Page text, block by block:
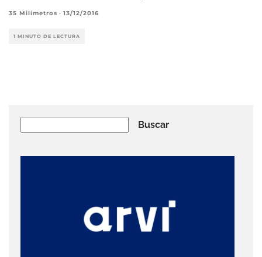
35 Milímetros · 13/12/2016
1 MINUTO DE LECTURA
Buscar